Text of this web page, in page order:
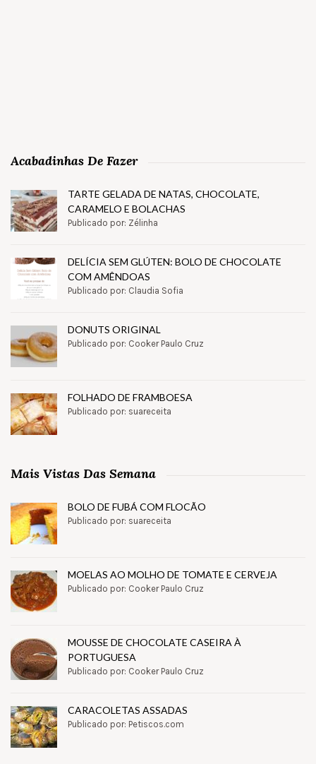
Acabadinhas De Fazer
TARTE GELADA DE NATAS, CHOCOLATE,
CARAMELO E BOLACHAS
Publicado por: Zélinha
DELÍCIA SEM GLÚTEN: BOLO DE CHOCOLATE
COM AMÊNDOAS
Publicado por: Claudia Sofia
DONUTS ORIGINAL
Publicado por: Cooker Paulo Cruz
FOLHADO DE FRAMBOESA
Publicado por: suareceita
Mais Vistas Das Semana
BOLO DE FUBÁ COM FLOCÃO
Publicado por: suareceita
MOELAS AO MOLHO DE TOMATE E CERVEJA
Publicado por: Cooker Paulo Cruz
MOUSSE DE CHOCOLATE CASEIRA À
PORTUGUESA
Publicado por: Cooker Paulo Cruz
CARACOLETAS ASSADAS
Publicado por: Petiscos.com